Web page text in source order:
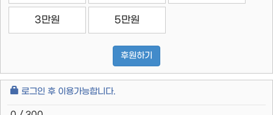
3만원 5만원
후원하기
로그인 후 이용가능합니다.